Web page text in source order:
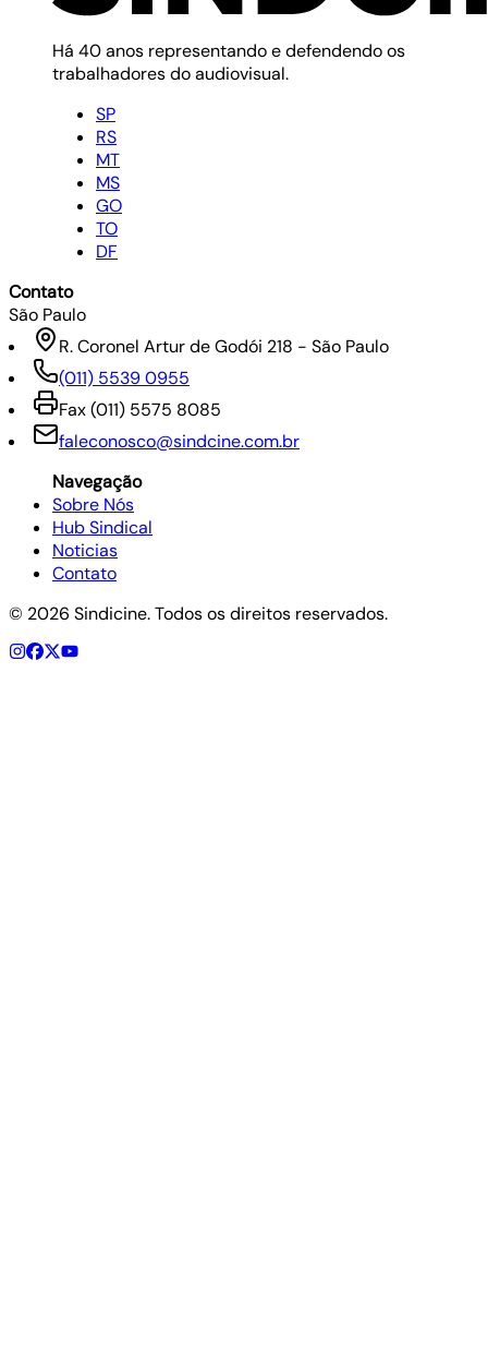
Há 40 anos representando e defendendo os
trabalhadores do audiovisual.
SP
RS
MT
MS
GO
TO
DF
Contato
São Paulo
R. Coronel Artur de Godói 218 - São Paulo
(011) 5539 0955
Fax(011) 5575 8085
faleconosco@sindcine.com.br
Navegação
Sobre Nós
Hub Sindical
Noticias
Contato
© 2026 Sindicine. Todos os direitos reservados.